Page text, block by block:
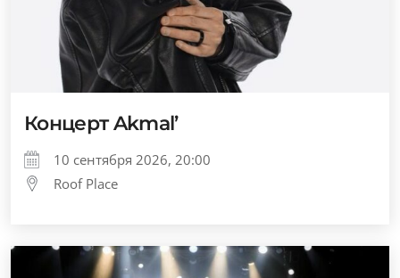
Концерт Akmal’
10 сентября 2026, 20:00
Roof Place